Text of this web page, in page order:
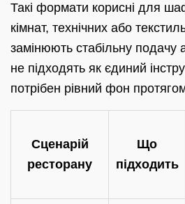
Такі формати корисні для
кімнат, технічних або
замінюють стабільну подачу
не підходять як єдиний
потрібен рівний фон
Сценарій
ресторану
Що
підходить